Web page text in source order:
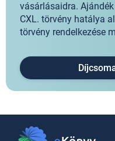
vásárlásaidra.
CXL. törvény hatálya
törvény rendelkezése